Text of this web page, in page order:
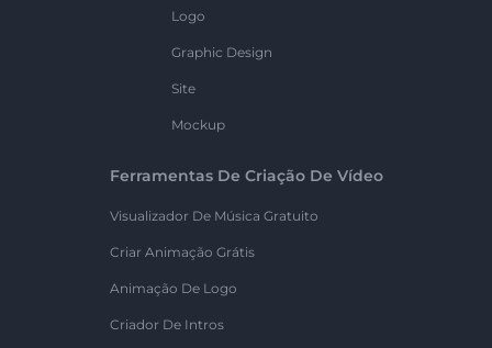
Logo
Graphic Design
Site
Mockup
Ferramentas De Criação De Vídeo
Visualizador De Música Gratuito
Criar Animação Grátis
Animação De Logo
Criador De Intros